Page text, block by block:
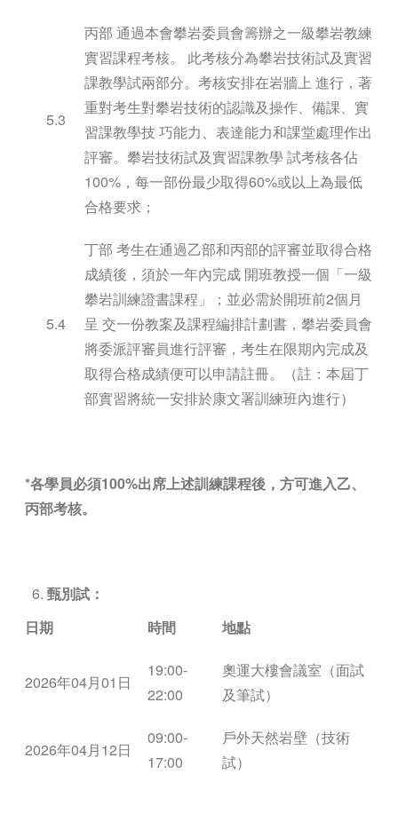
5.3
丙部 通過本會攀岩委員會籌辦之一級攀岩教練
實習課程考核。 此考核分為攀岩技術試及實習
課教學試兩部分。考核安排在岩牆上 進行，著
重對考生對攀岩技術的認識及操作、備課、實
習課教學技 巧能力、表達能力和課堂處理作出
評審。攀岩技術試及實習課教學 試考核各佔
100%，每一部份最少取得60%或以上為最低
合格要求；
5.4
丁部 考生在通過乙部和丙部的評審並取得合格
成績後，須於一年內完成 開班教授一個「一級
攀岩訓練證書課程」；並必需於開班前2個月
呈 交一份教案及課程編排計劃書，攀岩委員會
將委派評審員進行評審，考生在限期內完成及
取得合格成績便可以申請註冊。（註：本屆丁
部實習將統一安排於康文署訓練班內進行）
*各學員必須100%出席上述訓練課程後，方可進入乙、
丙部考核。
甄別試：
日期
時間 地點
2026年04月01日
19:00-
22:00
奧運大樓會議室（面試
及筆試）
2026年04月12日
09:00-
17:00
戶外天然岩壁（技術
試）